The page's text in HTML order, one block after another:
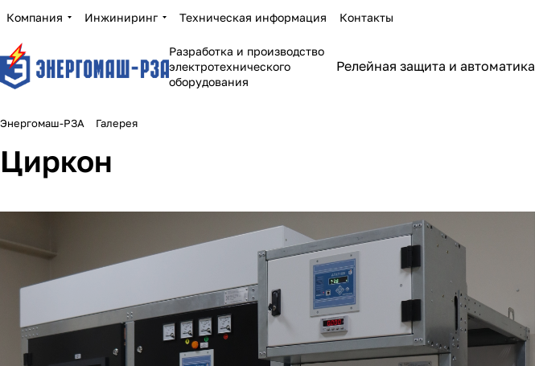
Компания Инжиниринг Техническая информация Контакты
Разработка и производство
электротехнического
оборудования
Релейная защита и автоматика
Энергомаш-РЗА Галерея
Циркон